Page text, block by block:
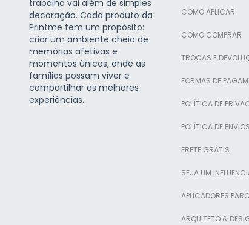
trabalho vai além de simples
decoração. Cada produto da
Printme tem um propósito:
criar um ambiente cheio de
memórias afetivas e
momentos únicos, onde as
famílias possam viver e
compartilhar as melhores
experiências.
COMO APLICAR
COMO COMPRAR
TROCAS E
FORMAS DE
POLÍTICA DE
POLÍTICA DE ENVIOS
FRETE GRÁTIS
SEJA UM
APLICADORES
ARQUITETO &